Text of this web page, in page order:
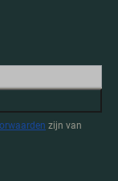
zijn van